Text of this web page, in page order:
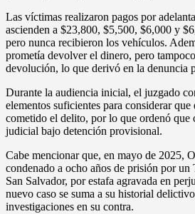
Las víctimas realizaron pagos por
ascienden a $23,800, $5,500, $6,000 y
pero nunca recibieron los vehículos.
prometía devolver el dinero, pero
devolución, lo que derivó en la denuncia
Durante la audiencia inicial, el juzgado
elementos suficientes para considerar
cometido el delito, por lo que ordenó que
judicial bajo detención provisional.
Cabe mencionar que, en mayo de 2025,
condenado a ocho años de prisión por un
San Salvador, por estafa agravada en
nuevo caso se suma a su historial
investigaciones en su contra.